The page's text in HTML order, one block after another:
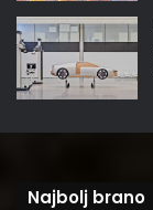
Najbolj brano